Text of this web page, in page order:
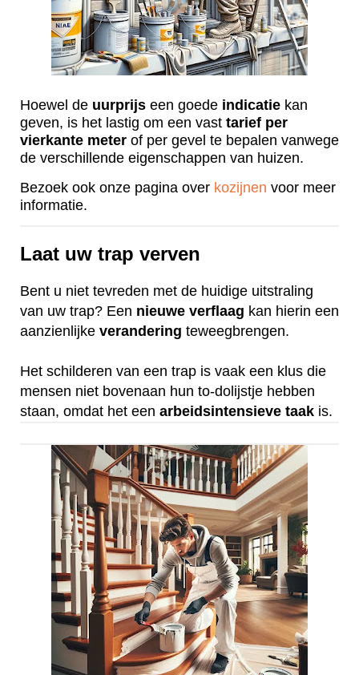
Hoewel de uurprijs een goede indicatie kan
geven, is het lastig om een vast tarief per
vierkante meter of per gevel te bepalen vanwege
de verschillende eigenschappen van huizen.
Bezoek ook onze pagina over kozijnen voor meer
informatie.
Laat uw trap verven
Bent u niet tevreden met de huidige uitstraling
van uw trap? Een nieuwe verflaag kan hierin een
aanzienlijke verandering teweegbrengen.
Het schilderen van een trap is vaak een klus die
mensen niet bovenaan hun to-dolijstje hebben
staan, omdat het een arbeidsintensieve taak is.